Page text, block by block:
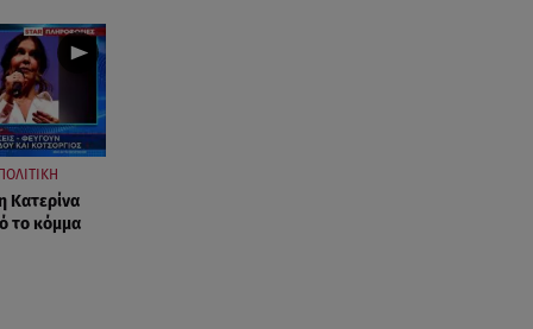
Κατερίνα
το κόμμα